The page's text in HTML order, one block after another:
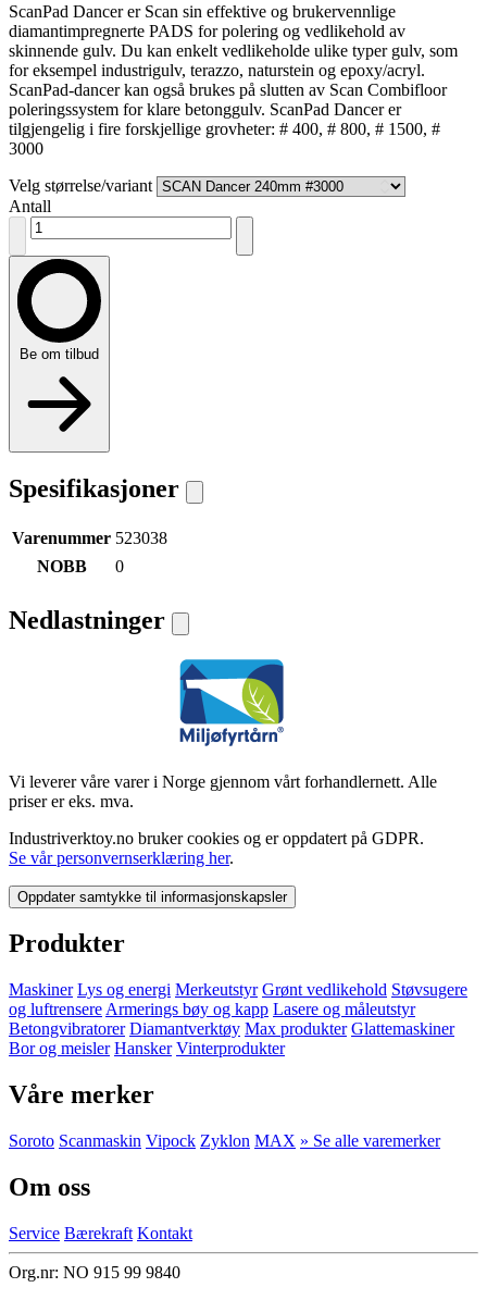
ScanPad Dancer er Scan sin effektive og brukervennlige
diamantimpregnerte PADS for polering og vedlikehold av
skinnende gulv. Du kan enkelt vedlikeholde ulike typer gulv, som
for eksempel industrigulv, terazzo, naturstein og epoxy/acryl.
ScanPad-dancer kan også brukes på slutten av Scan Combifloor
poleringssystem for klare betonggulv. ScanPad Dancer er
tilgjengelig i fire forskjellige grovheter: # 400, # 800, # 1500, #
3000
Velg størrelse/variant
Antall
Be om tilbud
Spesifikasjoner
Varenummer 523038
NOBB
0
Nedlastninger
Vi leverer våre varer i Norge gjennom vårt forhandlernett. Alle
priser er eks. mva.
Industriverktoy.no bruker cookies og er oppdatert på GDPR.
Se vår personvernserklæring her.
Oppdater samtykke til informasjonskapsler
Produkter
Maskiner Lys og energi Merkeutstyr Grønt vedlikehold Støvsugere
og luftrensere Armerings bøy og kapp Lasere og måleutstyr
Betongvibratorer Diamantverktøy Max produkter Glattemaskiner
Bor og meisler Hansker Vinterprodukter
Våre merker
Soroto Scanmaskin Vipock Zyklon MAX » Se alle varemerker
Om oss
Service Bærekraft Kontakt
Org.nr: NO 915 99 9840